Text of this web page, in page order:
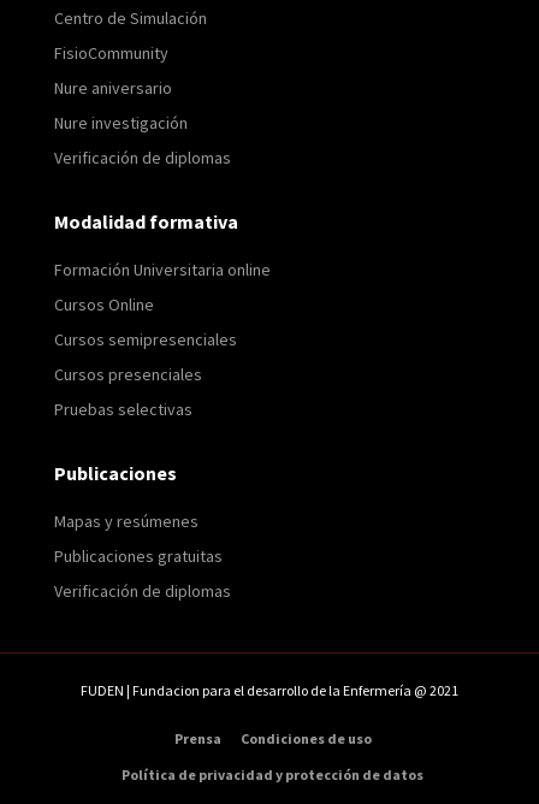
Centro de Simulación
FisioCommunity
Nure aniversario
Nure investigación
Verificación de diplomas
Modalidad formativa
Formación Universitaria online
Cursos Online
Cursos semipresenciales
Cursos presenciales
Pruebas selectivas
Publicaciones
Mapas y resúmenes
Publicaciones gratuitas
Verificación de diplomas
FUDEN | Fundacion para el desarrollo de la Enfermería @ 2021
Prensa
Condiciones de uso
Política de privacidad y protección de datos